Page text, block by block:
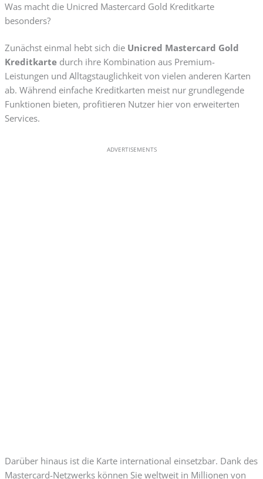
Was macht die Unicred Mastercard Gold Kreditkarte
besonders?
Zunächst einmal hebt sich die Unicred Mastercard Gold
Kreditkartedurch ihre Kombination aus Premium-
Leistungen und Alltagstauglichkeit von vielen anderen Karten
ab. Während einfache Kreditkarten meist nur grundlegende
Funktionen bieten, profitieren Nutzer hier von erweiterten
Services.
ADVERTISEMENTS
Darüber hinaus ist die Karte international einsetzbar. Dank des
Mastercard-Netzwerks können Sie weltweit in Millionen von